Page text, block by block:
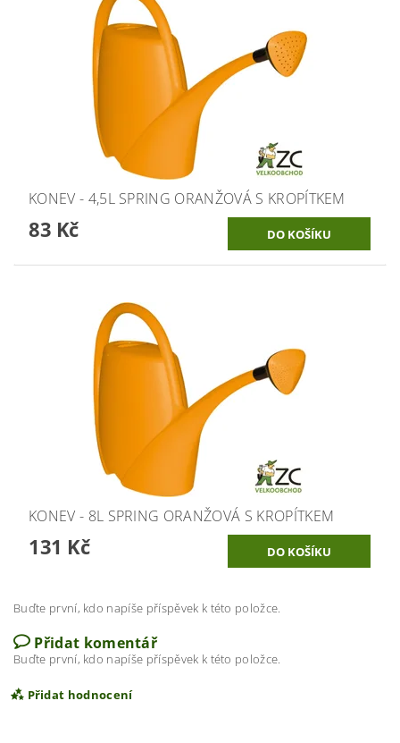
KONEV - 4,5L SPRING ORANŽOVÁ S KROPÍTKEM
83 Kč
KONEV - 8L SPRING ORANŽOVÁ S KROPÍTKEM
131 Kč
Buďte první, kdo napíše příspěvek k této položce.
Přidat komentář
Buďte první, kdo napíše příspěvek k této položce.
Přidat hodnocení